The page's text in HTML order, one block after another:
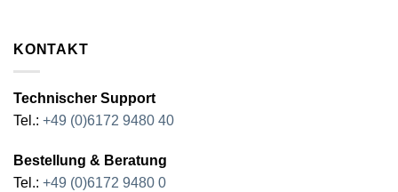
KONTAKT
Technischer Support
Tel.: +49 (0)6172 9480 40
Bestellung & Beratung
Tel.: +49 (0)6172 9480 0